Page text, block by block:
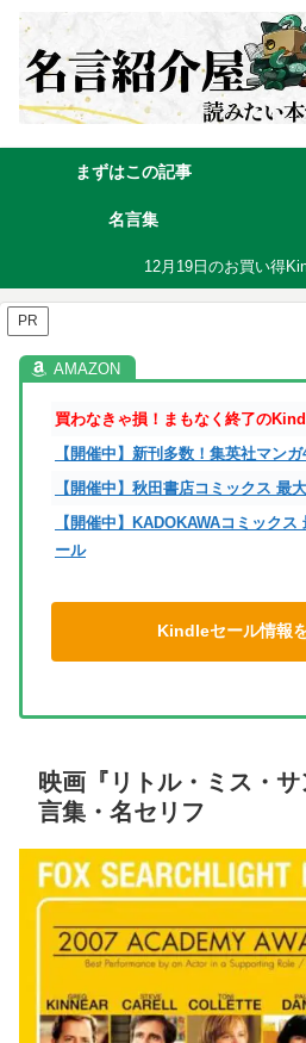
まずはこの記事
名言集
12月19日のお買い得
PR
買わなきゃ損！まもなく終了の
【開催中】新刊多数！集英社マン
【開催中】秋田書店コミックス 最
【開催中】KADOKAWAコミック
ール
Kindleセール情報
映画『リトル・ミス・
言集・名セリフ